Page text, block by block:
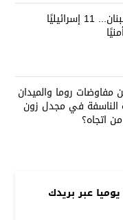
عبور مفاجئ إلى لبنان... 11 إسرائيليًا
مفاوضات روما والميدان
الناسفة في مجدل زون
اتجاه؟
عبر بريدك